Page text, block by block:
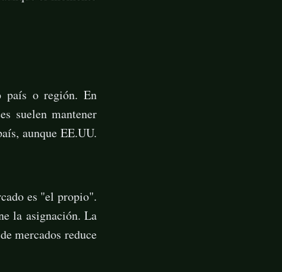
país o región. En
suelen mantener
aunque EE.UU.
es "el propio".
la asignación. La
mercados reduce